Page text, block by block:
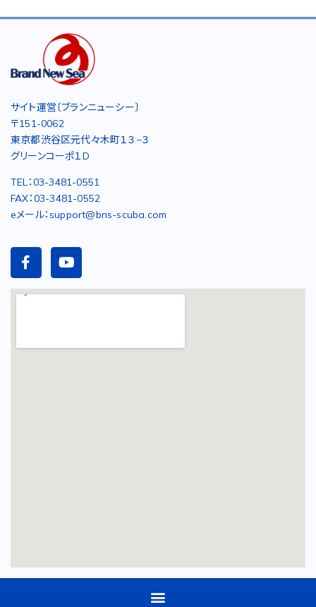
サイト運営〔ブランニューシー〕
〒151-0062
東京都渋谷区元代々木町１３−３
グリーンコーポ１D
TEL：03-3481-0551
FAX：03-3481-0552
eメール：support@bns-scuba.com